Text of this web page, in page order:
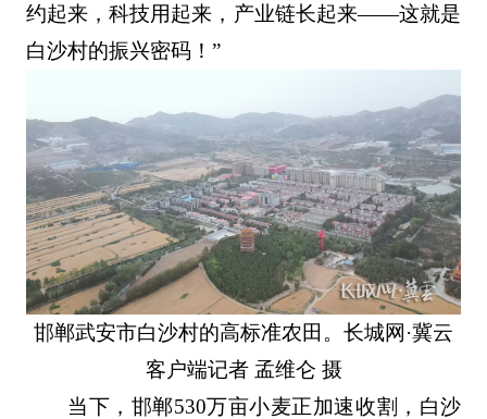
约起来，科技用起来，产业链长起来——这就是
白沙村的振兴密码！”
邯郸武安市白沙村的高标准农田。长城网·冀云
客户端记者 孟维仑 摄
当下，邯郸530万亩小麦正加速收割，白沙